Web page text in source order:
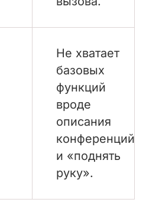
Не хватает
базовых
функций
вроде
описания
конференций
и «поднять
руку».